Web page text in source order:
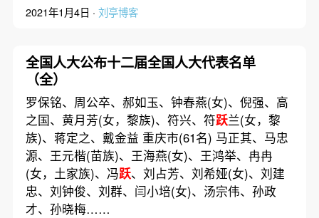
2021年1月4日 · 刘亭博客
全国人大公布十二届全国人大代表名单
（全）
罗保铭、周公卒、郝如玉、钟春燕(女)、倪强、高
之国、黄月芳(女，黎族)、符兴、符跃兰(女，黎
族)、蒋定之、戴金益 重庆市(61名) 马正其、马忠
源、王元楷(苗族)、王海燕(女)、王鸿举、冉冉
(女，土家族)、冯跃、刘占芳、刘希娅(女)、刘建
忠、刘钟俊、刘群、闫小培(女)、汤宗伟、孙政
才、孙晓梅……